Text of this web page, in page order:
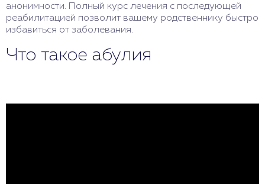
анонимности. Полный курс лечения с последующей
реабилитацией позволит вашему родственнику быстро
избавиться от заболевания.
Что такое абулия